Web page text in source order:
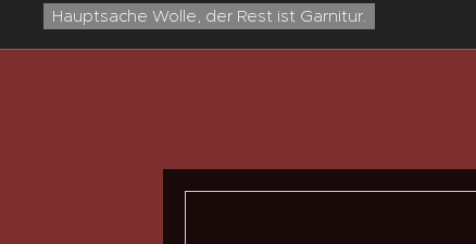
Hauptsache Wolle, der Rest ist Garnitur.